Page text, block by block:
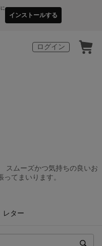
に
インストールする
ログイン
スムーズかつ気持ちの良いお
てまいります。
レター